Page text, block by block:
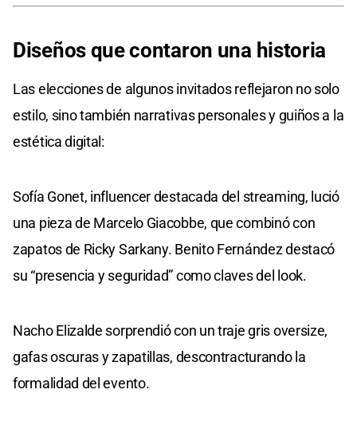
Diseños que contaron una historia
Las elecciones de algunos invitados reflejaron no solo
estilo, sino también narrativas personales y guiños a la
estética digital:
Sofía Gonet, influencer destacada del streaming, lució
una pieza de Marcelo Giacobbe, que combinó con
zapatos de Ricky Sarkany. Benito Fernández destacó
su “presencia y seguridad” como claves del look.
Nacho Elizalde sorprendió con un traje gris oversize,
gafas oscuras y zapatillas, descontracturando la
formalidad del evento.